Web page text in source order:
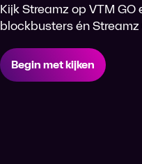
Kijk Streamz op VTM
blockbusters én Streamz
Begin met kijken